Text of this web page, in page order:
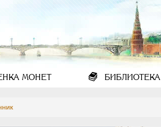
МОНЕТ БИБЛИОТЕКА